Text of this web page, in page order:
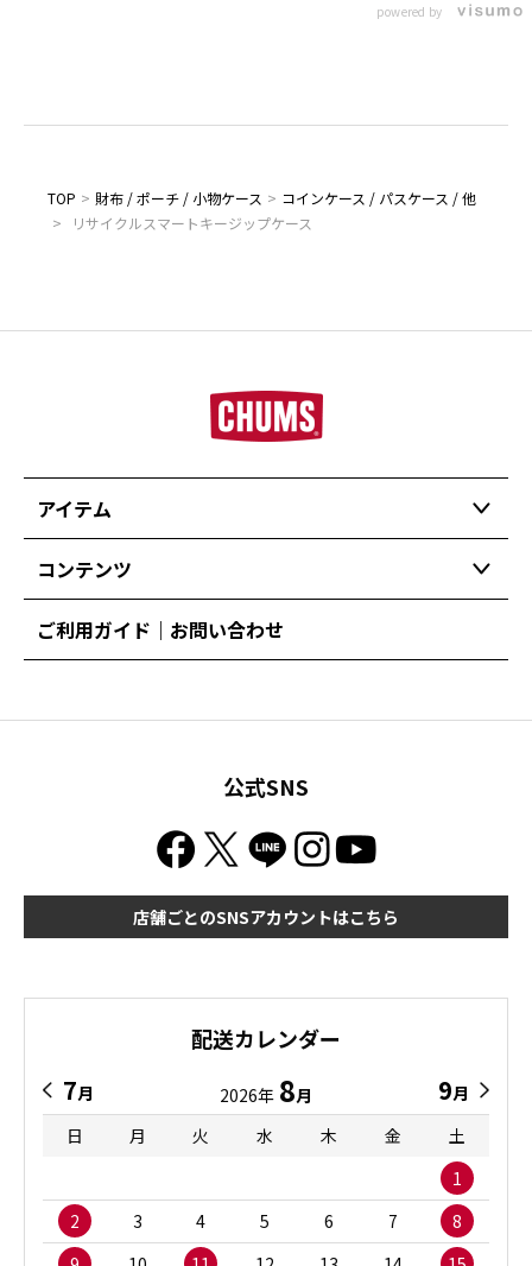
powered by
TOP > 財布 / ポーチ / 小物ケース > コインケース / パスケース / 他
>
リサイクルスマートキージップケース
アイテム
コンテンツ
ご利用ガイド｜お問い合わせ
公式SNS
店舗ごとのSNSアカウントはこちら
配送カレンダー
7月 2026年 8月 9月
日
月 火 水 木 金
土
1
2
3 4 5 6 7
8